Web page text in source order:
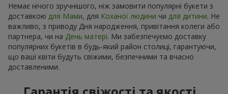
Немає нічого зручнішого, ніж замовити популярні букети з
доставкою для Мами, для Коханої людини чи для дитини. Не
важливо, з приводу Дня народження, привітання колеги або
партнера, чи на День матері. Ми забезпечуємо доставку
популярних букетів в будь-який район столиці, гарантуючи,
що ваші квіти будуть свіжими, безпечними та вчасно
доставленими.